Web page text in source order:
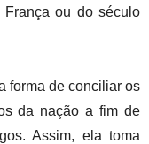
França ou do século
forma de conciliar os
da nação a fim de
Assim, ela toma